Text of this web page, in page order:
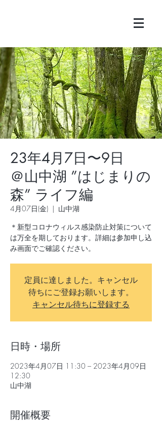
23年4月7日〜9日
＠山中湖 ”はじまりの
森” ライフ編
4月07日(金)
  |
山中湖
＊新型コロナウィルス感染防止対策について
は万全を期しております。詳細は参加申し込
み画面でご確認ください。
定員に達しました。キャンセル
待ちにご登録お願いします。
キャンセル待ちに登録する
日時・場所
2023年4月07日 11:30 – 2023年4月09日
12:30
山中湖
開催概要